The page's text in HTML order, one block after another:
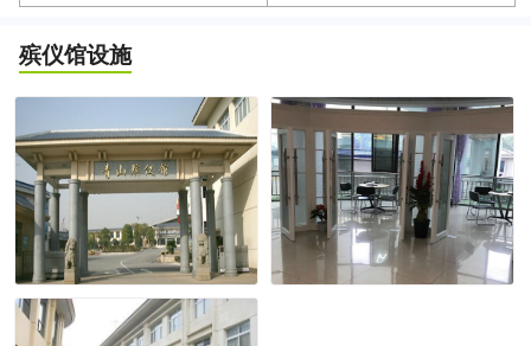
殡仪馆设施